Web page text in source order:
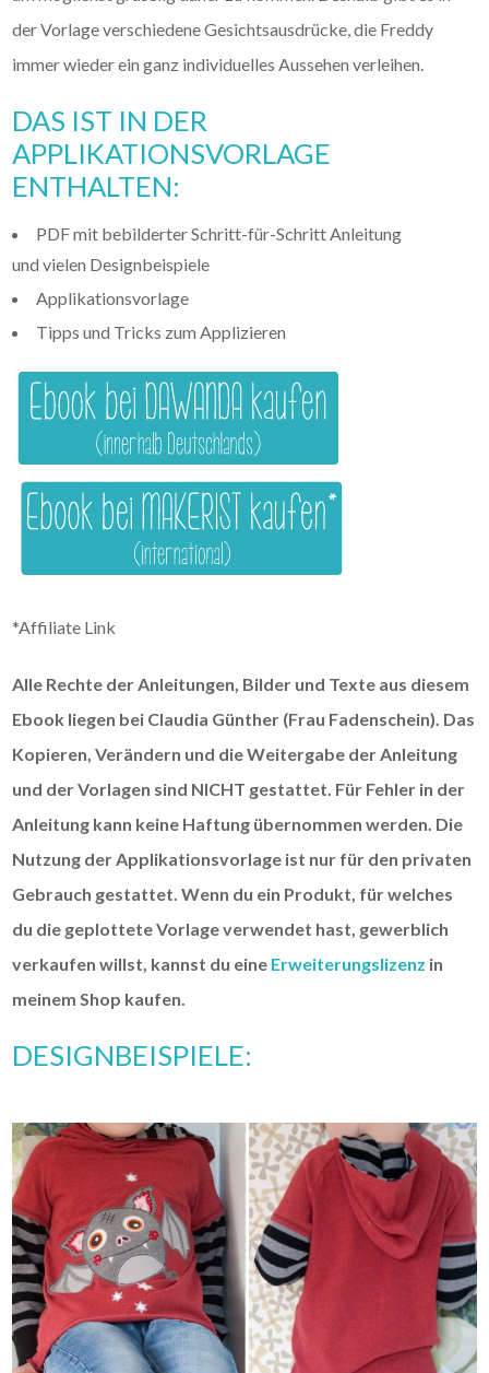
der Vorlage verschiedene Gesichtsausdrücke, die Freddy
immer wieder ein ganz individuelles Aussehen verleihen.
DAS IST IN DER
APPLIKATIONSVORLAGE
ENTHALTEN:
PDF mit bebilderter Schritt-für-Schritt Anleitung
und vielen Designbeispiele
Applikationsvorlage
Tipps und Tricks zum Applizieren
*Affiliate Link
Alle Rechte der Anleitungen, Bilder und Texte aus diesem
Ebook liegen bei Claudia Günther (Frau Fadenschein). Das
Kopieren, Verändern und die Weitergabe der Anleitung
und der Vorlagen sind NICHT gestattet. Für Fehler in der
Anleitung kann keine Haftung übernommen werden. Die
Nutzung der Applikationsvorlage ist nur für den privaten
Gebrauch gestattet. Wenn du ein Produkt, für welches
du die geplottete Vorlage verwendet hast, gewerblich
verkaufen willst, kannst du eine Erweiterungslizenz in
meinem Shop kaufen.
DESIGNBEISPIELE: